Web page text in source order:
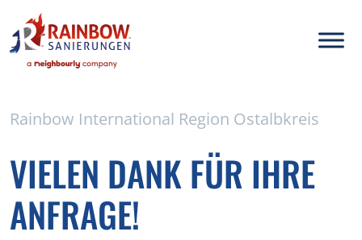
Rainbow International Region Ostalbkreis
VIELEN DANK FÜR IHRE
ANFRAGE!